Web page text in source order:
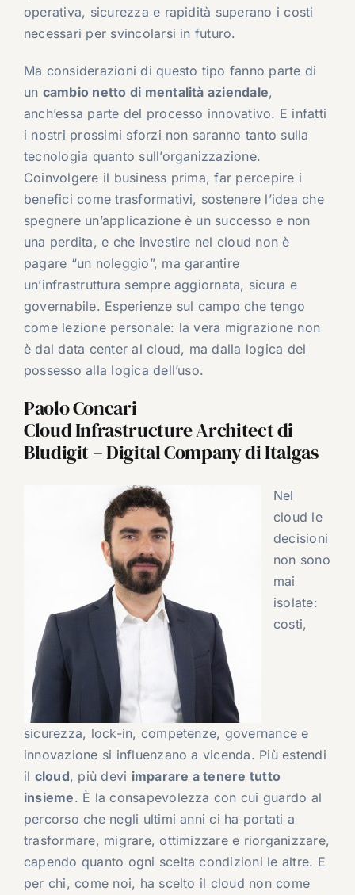
operativa, sicurezza e rapidità superano i costi
necessari per svincolarsi in futuro.
Ma considerazioni di questo tipo fanno parte di
un cambio netto di mentalità aziendale,
anch’essa parte del processo innovativo. E infatti
i nostri prossimi sforzi non saranno tanto sulla
tecnologia quanto sull’organizzazione.
Coinvolgere il business prima, far percepire i
benefici come trasformativi, sostenere l’idea che
spegnere un’applicazione è un successo e non
una perdita, e che investire nel cloud non è
pagare “un noleggio”, ma garantire
un’infrastruttura sempre aggiornata, sicura e
governabile. Esperienze sul campo che tengo
come lezione personale: la vera migrazione non
è dal data center al cloud, ma dalla logica del
possesso alla logica dell’uso.
Paolo Concari
Cloud Infrastructure Architect di
Bludigit – Digital Company di Italgas
Nel
cloud le
decisioni
non sono
mai
isolate:
costi,
sicurezza, lock-in, competenze, governance e
innovazione si influenzano a vicenda. Più estendi
il cloud, più devi imparare a tenere tutto
insieme. È la consapevolezza con cui guardo al
percorso che negli ultimi anni ci ha portati a
trasformare, migrare, ottimizzare e riorganizzare,
capendo quanto ogni scelta condizioni le altre. E
per chi, come noi, ha scelto il cloud non come